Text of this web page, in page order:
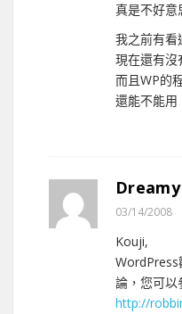
真是不好意
我之前有看
現在還有沒
而且WP的
還能不能用
Dreamy
03/14/2008
Kouji,
WordPress
論，您可以
http://